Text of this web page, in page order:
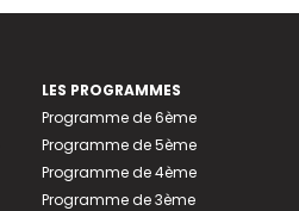
LES PROGRAMMES
Programme de 6ème
Programme de 5ème
Programme de 4ème
Programme de 3ème